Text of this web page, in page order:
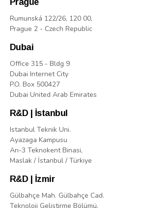
Rumunská 122/26, 120 00,
Prague 2 - Czech Republic
Dubai
Office 315 - Bldg 9
Dubai Internet City
P.O. Box 500427
Dubai United Arab Emirates
R&D | İstanbul
Istanbul Teknik Uni.
Ayazaga Kampusu
Arı-3 Teknokent Binasi,
Maslak / İstanbul / Türkiye
R&D | İzmir
Gülbahçe Mah. Gülbahçe Cad.
Teknoloji Geliştirme Bölümü,